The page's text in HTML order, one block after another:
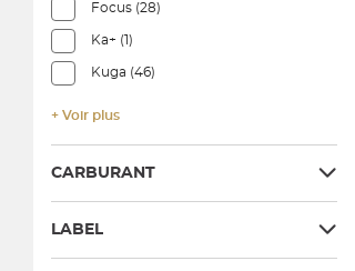
Focus (28)
Ka+ (1)
Kuga (46)
+ Voir plus
CARBURANT
LABEL